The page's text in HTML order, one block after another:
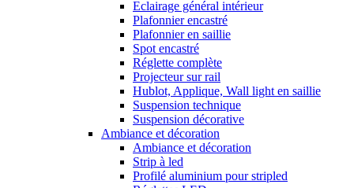
Eclairage général intérieur
Plafonnier encastré
Plafonnier en saillie
Spot encastré
Réglette complète
Projecteur sur rail
Hublot, Applique, Wall light en saillie
Suspension technique
Suspension décorative
Ambiance et décoration
Ambiance et décoration
Strip à led
Profilé aluminium pour stripled